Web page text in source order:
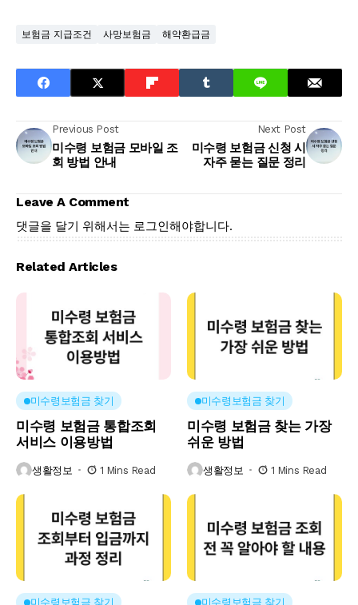
보험금 지급조건 사망보험금 해약환급금
Previous Post
미수령 보험금 모바일 조
회 방법 안내
Next Post
미수령 보험금 신청 시
자주 묻는 질문 정리
Leave A Comment
댓글을 달기 위해서는 로그인해야합니다.
Related Articles
미수령보험금 찾기
미수령 보험금 통합조회
서비스 이용방법
생활정보 1 Mins Read
미수령보험금 찾기
미수령 보험금 찾는 가장
쉬운 방법
생활정보 1 Mins Read
미수령보험금 찾기 미수령보험금 찾기